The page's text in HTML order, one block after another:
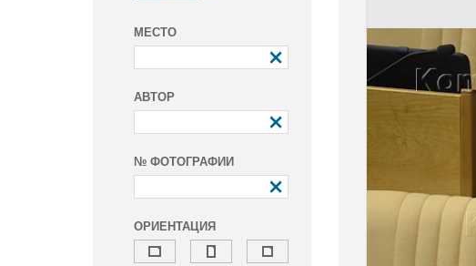
МЕСТО
АВТОР
№ ФОТОГРАФИИ
ОРИЕНТАЦИЯ